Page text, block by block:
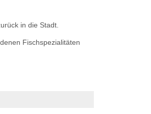
in die Stadt.
Fischspezialitäten